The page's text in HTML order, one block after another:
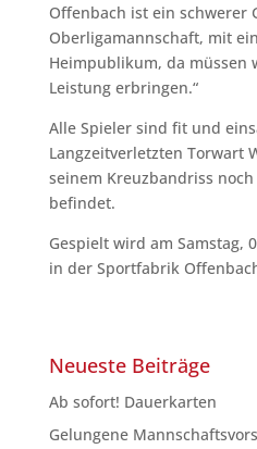
Offenbach ist ein schwerer
Oberligamannschaft, mit
Heimpublikum, da müssen
Leistung erbringen.“
Alle Spieler sind fit und
Langzeitverletzten Torwart
seinem Kreuzbandriss
befindet.
Gespielt wird am Samstag,
in der Sportfabrik
Neueste Beiträge
Ab sofort! Dauerkarten
Gelungene